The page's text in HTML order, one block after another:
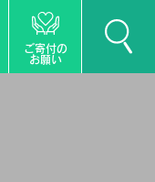
ご寄付の
お願い